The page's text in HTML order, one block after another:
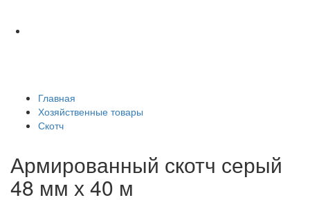
Главная
Хозяйственные товары
Скотч
Армированный скотч серый
48 мм х 40 м